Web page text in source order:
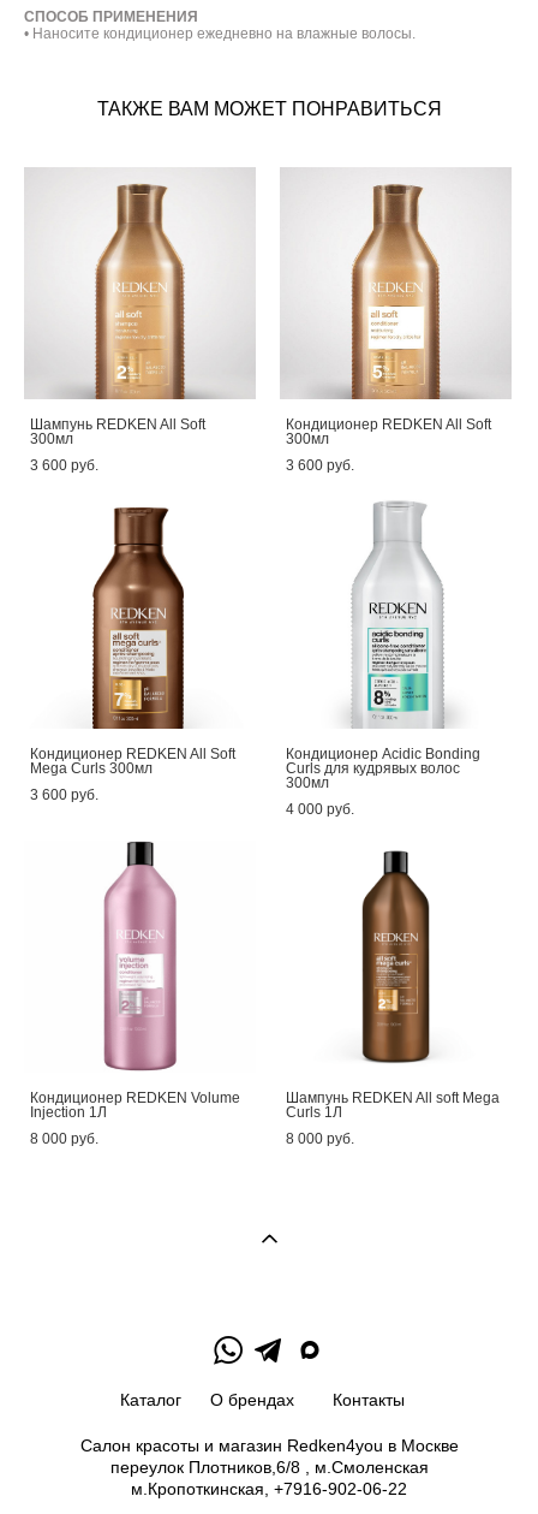
СПОСОБ ПРИМЕНЕНИЯ
• Наносите кондиционер ежедневно на влажные волосы.
ТАКЖЕ ВАМ МОЖЕТ ПОНРАВИТЬСЯ
Шампунь REDKEN All Soft
300мл
3 600 pуб.
Кондиционер REDKEN All Soft
300мл
3 600 pуб.
Кондиционер REDKEN All Soft
Mega Curls 300мл
3 600 pуб.
Кондиционер Acidic Bonding
Curls для кудрявых волос
300мл
4 000 pуб.
Кондиционер REDKEN Volume
Injection 1Л
8 000 pуб.
Шампунь REDKEN All soft Mega
Curls 1Л
8 000 pуб.
Каталог О брендах Контакты
Салон красоты и магазин Redken4you в Москве
переулок Плотников,6/8 , м.Смоленская
м.Кропоткинская, +7916-902-06-22